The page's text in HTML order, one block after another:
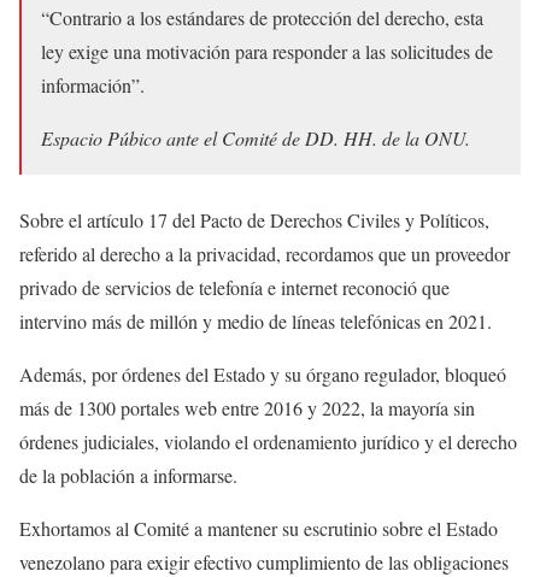
“Contrario a los estándares de protección del derecho, esta
ley exige una motivación para responder a las solicitudes de
información”.
Espacio Púbico ante el Comité de DD. HH. de la ONU.
Sobre el artículo 17 del Pacto de Derechos Civiles y Políticos,
referido al derecho a la privacidad, recordamos que un proveedor
privado de servicios de telefonía e internet reconoció que
intervino más de millón y medio de líneas telefónicas en 2021.
Además, por órdenes del Estado y su órgano regulador, bloqueó
más de 1300 portales web entre 2016 y 2022, la mayoría sin
órdenes judiciales, violando el ordenamiento jurídico y el derecho
de la población a informarse.
Exhortamos al Comité a mantener su escrutinio sobre el Estado
venezolano para exigir efectivo cumplimiento de las obligaciones